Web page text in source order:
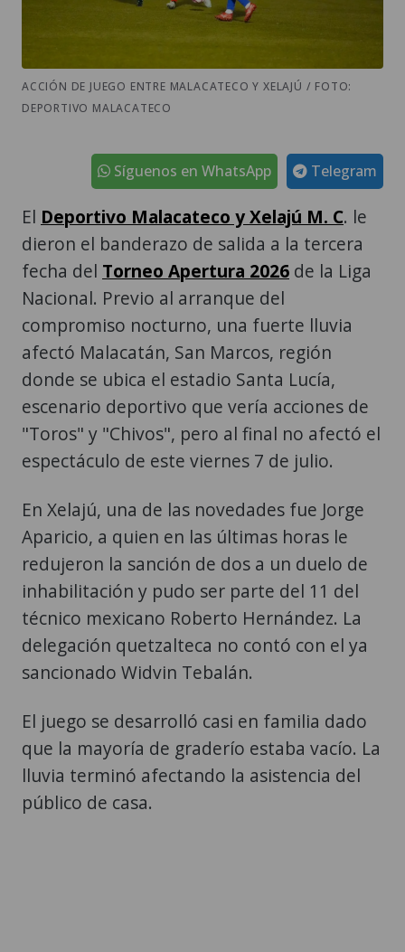
ACCIÓN DE JUEGO ENTRE MALACATECO Y XELAJÚ / FOTO:
DEPORTIVO MALACATECO
Telegram
Síguenos en WhatsApp
El Deportivo Malacateco y Xelajú M. C. le
dieron el banderazo de salida a la tercera
fecha del Torneo Apertura 2026 de la Liga
Nacional. Previo al arranque del
compromiso nocturno, una fuerte lluvia
afectó Malacatán, San Marcos, región
donde se ubica el estadio Santa Lucía,
escenario deportivo que vería acciones de
"Toros" y "Chivos", pero al final no afectó el
espectáculo de este viernes 7 de julio.
En Xelajú, una de las novedades fue Jorge
Aparicio, a quien en las últimas horas le
redujeron la sanción de dos a un duelo de
inhabilitación y pudo ser parte del 11 del
técnico mexicano Roberto Hernández. La
delegación quetzalteca no contó con el ya
sancionado Widvin Tebalán.
El juego se desarrolló casi en familia dado
que la mayoría de graderío estaba vacío. La
lluvia terminó afectando la asistencia del
público de casa.